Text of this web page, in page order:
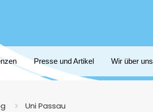
Presse und Artikel Wir über uns
Uni Passau